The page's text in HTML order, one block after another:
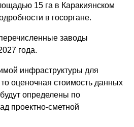
15 га в Каракиянском
в госоргане.
заводы
года.
инфраструктуры для
оценочная стоимость данных
определены по
проектно-сметной